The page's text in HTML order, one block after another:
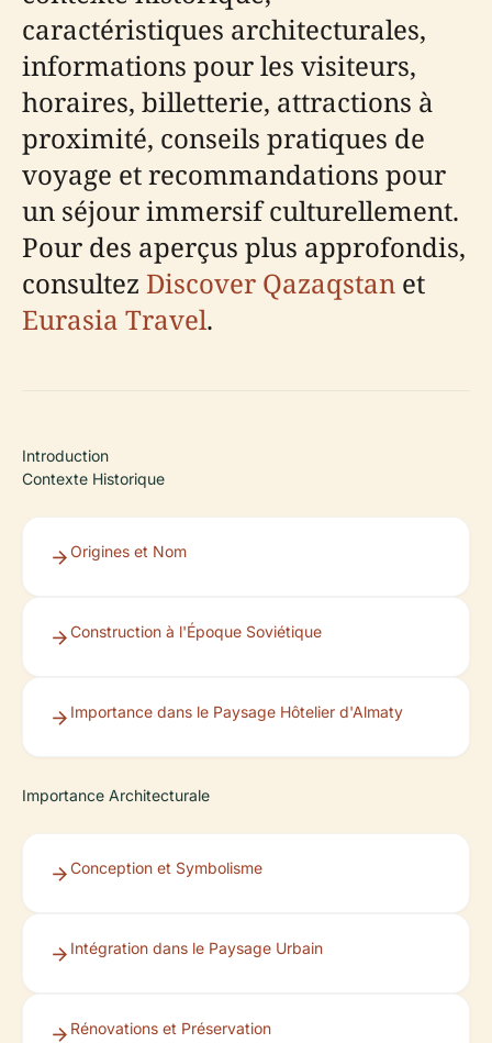
caractéristiques architecturales,
informations pour les visiteurs,
horaires, billetterie, attractions à
proximité, conseils pratiques de
voyage et recommandations pour
un séjour immersif culturellement.
Pour des aperçus plus approfondis,
consultez Discover Qazaqstan et
Eurasia Travel.
Introduction
Contexte Historique
Origines et Nom
Construction à l'Époque Soviétique
Importance dans le Paysage Hôtelier d'Almaty
Importance Architecturale
Conception et Symbolisme
Intégration dans le Paysage Urbain
Rénovations et Préservation